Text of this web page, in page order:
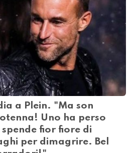
a Plein. "Ma son
Uno ha perso
fior fiore di
per dimagrire. Bel